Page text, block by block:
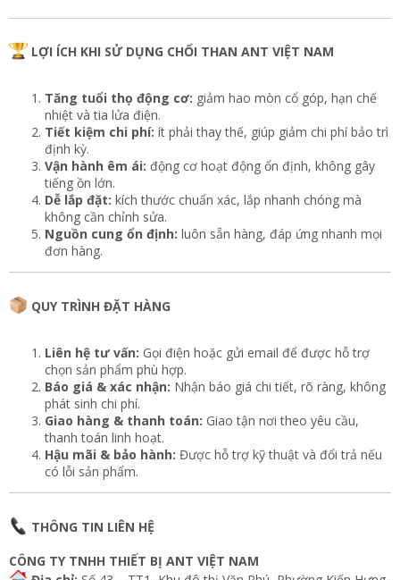
LỢI ÍCH KHI SỬ DỤNG CHỔI THAN ANT VIỆT NAM
Tăng tuổi thọ động cơ: giảm hao mòn cổ góp, hạn chế
nhiệt và tia lửa điện.
Tiết kiệm chi phí: ít phải thay thế, giúp giảm chi phí bảo trì
định kỳ.
Vận hành êm ái: động cơ hoạt động ổn định, không gây
tiếng ồn lớn.
Dễ lắp đặt: kích thước chuẩn xác, lắp nhanh chóng mà
không cần chỉnh sửa.
Nguồn cung ổn định: luôn sẵn hàng, đáp ứng nhanh mọi
đơn hàng.
QUY TRÌNH ĐẶT HÀNG
Liên hệ tư vấn: Gọi điện hoặc gửi email để được hỗ trợ
chọn sản phẩm phù hợp.
Báo giá & xác nhận: Nhận báo giá chi tiết, rõ ràng, không
phát sinh chi phí.
Giao hàng & thanh toán: Giao tận nơi theo yêu cầu,
thanh toán linh hoạt.
Hậu mãi & bảo hành: Được hỗ trợ kỹ thuật và đổi trả nếu
có lỗi sản phẩm.
THÔNG TIN LIÊN HỆ
CÔNG TY TNHH THIẾT BỊ ANT VIỆT NAM